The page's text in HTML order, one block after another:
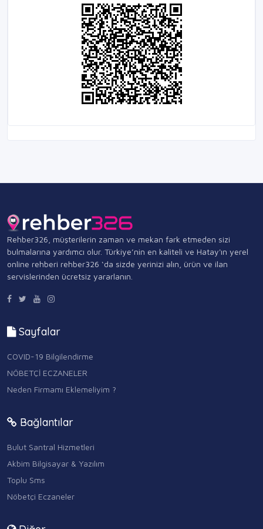
Rehber326, müşterilerin zaman ve mekan fark etmeden sizi
bulmalarına yardımcı olur. Türkiye’nin en kaliteli ve Hatay'ın yerel
online rehberi rehber326 ‘da sizde yerinizi alın, ürün ve ilan
servislerinden ücretsiz yararlanın.
Sayfalar
COVID-19 Bilgilendirme
NÖBETÇİ ECZANELER
Neden Firmamı Eklemeliyim ?
Bağlantılar
Bulut Santral Hizmetleri
Akbim Bilgisayar & Yazılım
Toplu Sms
Nöbetçi Eczaneler